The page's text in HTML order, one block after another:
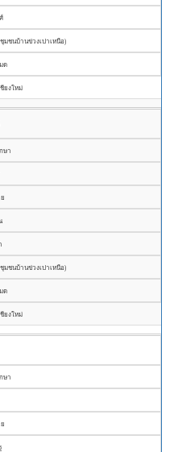
มชนบ้านข่วงเปาเหนือ)
ด
ยงใหม่
ษา
มชนบ้านข่วงเปาเหนือ)
ด
ยงใหม่
ษา